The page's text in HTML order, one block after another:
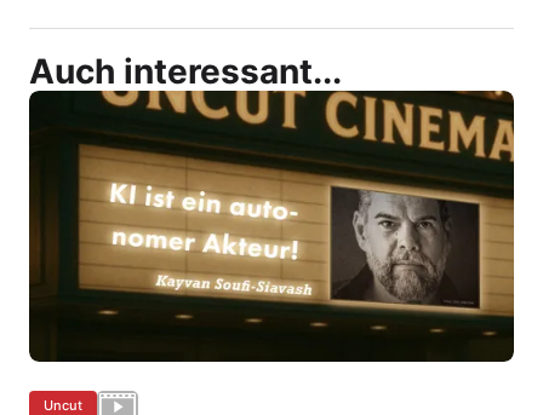
Auch interessant...
Uncut